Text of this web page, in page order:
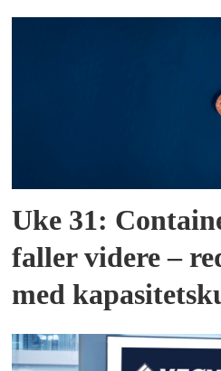
Uke 31:
faller videre –
med